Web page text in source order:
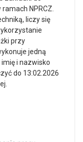
NPRCZ.
liczy się
przy
jedną
i nazwisko
do 13:02.2026